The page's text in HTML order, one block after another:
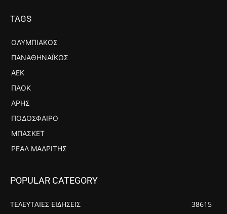
TAGS
ΟΛΥΜΠΙΑΚΌΣ
ΠΑΝΑΘΗΝΑΪΚΌΣ
ΑΕΚ
ΠΑΟΚ
ΆΡΗΣ
ΠΟΔΌΣΦΑΙΡΟ
ΜΠΆΣΚΕΤ
ΡΕΆΛ ΜΑΔΡΊΤΗΣ
POPULAR CATEGORY
ΤΕΛΕΥΤΑΙΕΣ ΕΙΔΗΣΕΙΣ
38615